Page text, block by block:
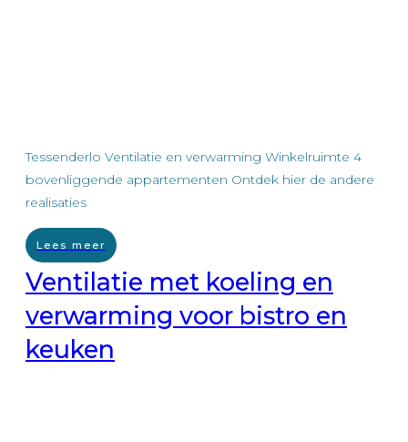
Tessenderlo Ventilatie en verwarming Winkelruimte 4
bovenliggende appartementen Ontdek hier de andere
realisaties
Lees meer
Ventilatie met koeling en
verwarming voor bistro en
keuken